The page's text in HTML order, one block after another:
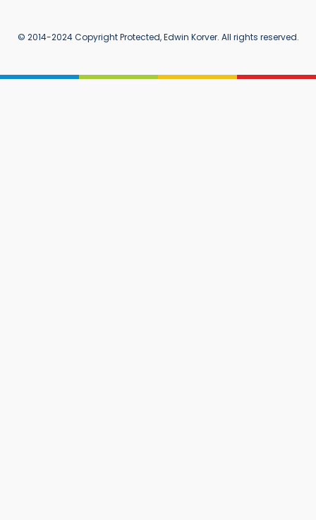
© 2014-2024 Copyright Protected, Edwin Korver. All rights reserved.